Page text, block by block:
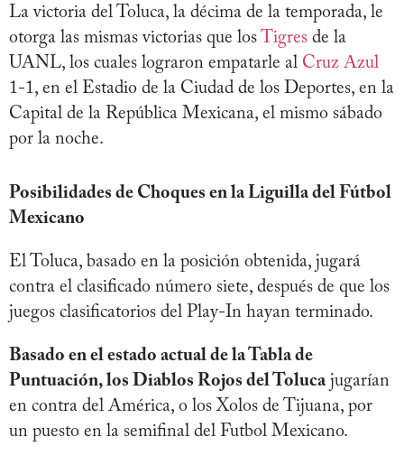
La victoria del Toluca, la décima de la temporada, le
otorga las mismas victorias que los Tigres de la
UANL, los cuales lograron empatarle al Cruz Azul
1-1, en el Estadio de la Ciudad de los Deportes, en la
Capital de la República Mexicana, el mismo sábado
por la noche.
Posibilidades de Choques en la Liguilla del Fútbol
Mexicano
El Toluca, basado en la posición obtenida, jugará
contra el clasificado número siete, después de que los
juegos clasificatorios del Play-In hayan terminado.
Basado en el estado actual de la Tabla de
Puntuación, los Diablos Rojos del Tolucajugarían
en contra del América, o los Xolos de Tijuana, por
un puesto en la semifinal del Futbol Mexicano.